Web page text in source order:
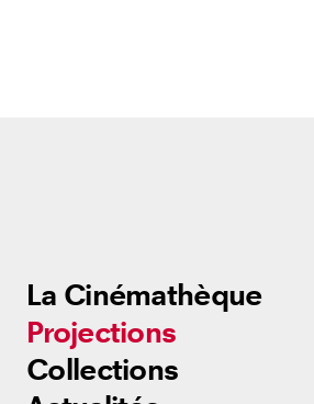
La Cinémathèque
Projections
Collections
La Cinémathèque
Projections
Collections